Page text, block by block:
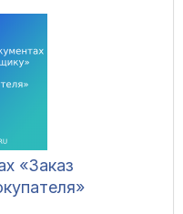
«Заказ